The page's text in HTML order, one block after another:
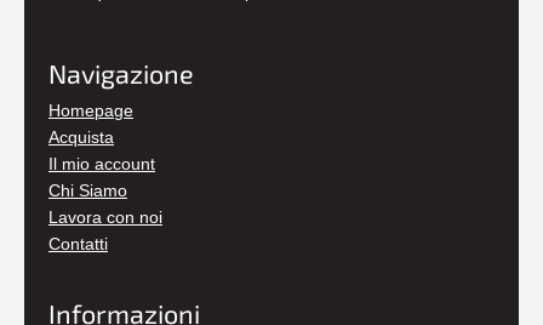
Navigazione
Homepage
Acquista
Il mio account
Chi Siamo
Lavora con noi
Contatti
Informazioni